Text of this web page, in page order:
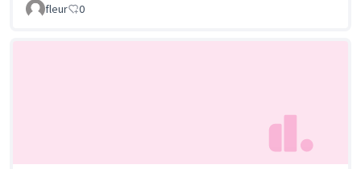
fleur 0